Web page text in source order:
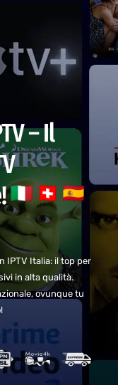
– Il
IPTV Italia: il top per
in alta qualità.
ovunque tu